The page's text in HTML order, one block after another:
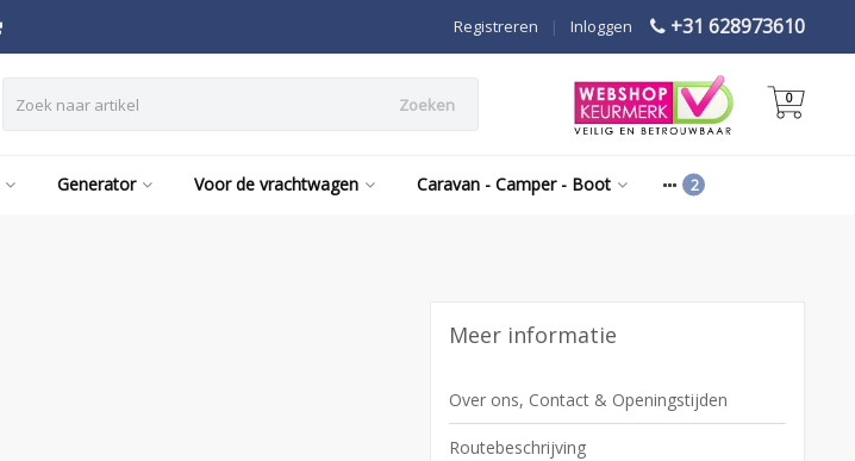
+31 628973610
Inloggen
|
Registreren
Zoeken 0
Generator Voor de vrachtwagen Caravan - Camper - Boot
Meer informatie
Over ons, Contact & Openingstijden
Routebeschrijving